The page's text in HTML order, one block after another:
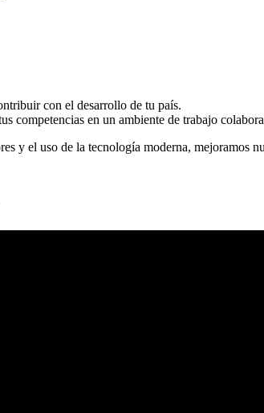
con el desarrollo de tu país.
competencias en un ambiente de trabajo
y el uso de la tecnología moderna, mejoramos